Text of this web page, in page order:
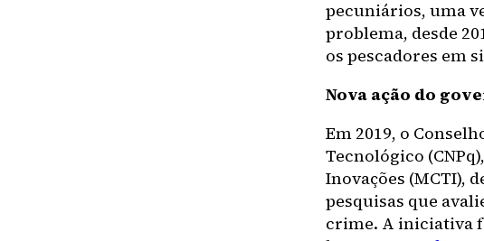
pecuniários, uma
problema, desde
os pescadores em
Nova ação do
Em 2019, o
Tecnológico
Inovações (MCTI),
pesquisas que
crime. A iniciativa